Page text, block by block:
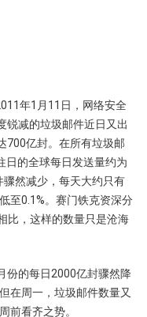
年1月11日，网络安全
锐减的垃圾邮件近日又出
700亿封。在所有垃圾邮
日的全球每日发送量约为
然减少，每天大约只有
至0.1%。赛门铁克资深分
比，这样的数量只是沧海
份的每日2000亿封骤然降
在周一，垃圾邮件数量又
前看齐之势。